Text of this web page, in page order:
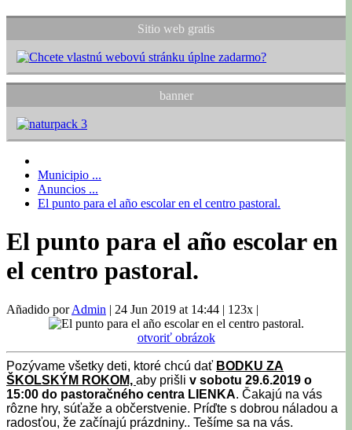
Sitio web gratis
banner
Municipio ...
Anuncios ...
El punto para el año escolar en el centro pastoral.
El punto para el año escolar en
el centro pastoral.
Añadido porAdmin | 24 Jun 2019 at 14:44 | 123x |
otvoriť obrázok
Pozývame všetky deti, ktoré chcú dať BODKU ZA
ŠKOLSKÝM ROKOM, aby prišli v sobotu 29.6.2019 o
15:00 do pastoračného centra LIENKA. Čakajú na vás
rôzne hry, súťaže a občerstvenie. Príďte s dobrou náladou a
radosťou, že začínajú prázdniny.. Tešíme sa na vás.